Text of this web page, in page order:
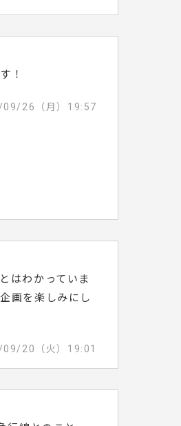
！
26（月）19:57
はわかっていま
画を楽しみにし
20（火）19:01